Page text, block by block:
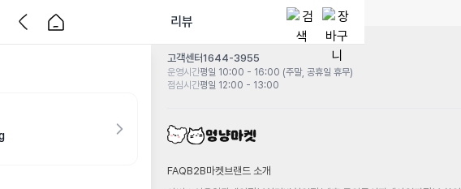
리뷰
고객센터1644-3955
운영시간평일 10:00 - 16:00 (주말, 공휴일 휴무)
점심시간평일 12:00 - 13:00
FAQB2B마켓 브랜드 소개